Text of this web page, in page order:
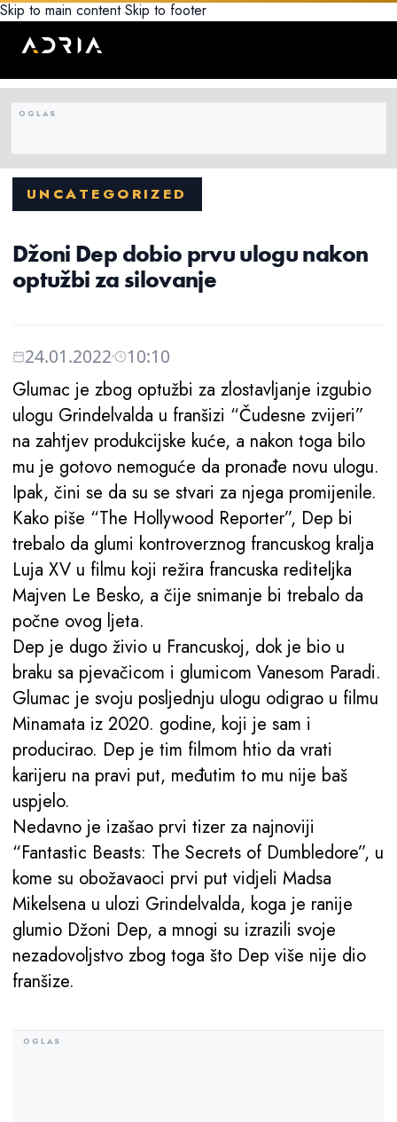
Skip to main content Skip to footer
UNCATEGORIZED
Džoni Dep dobio prvu ulogu nakon
optužbi za silovanje
24.01.2022 10:10
Glumac je zbog optužbi za zlostavljanje izgubio
ulogu Grindelvalda u franšizi “Čudesne zvijeri”
na zahtjev produkcijske kuće, a nakon toga bilo
mu je gotovo nemoguće da pronađe novu ulogu.
Ipak, čini se da su se stvari za njega promijenile.
Kako piše “The Hollywood Reporter”, Dep bi
trebalo da glumi kontroverznog francuskog kralja
Luja XV u filmu koji režira francuska rediteljka
Majven Le Besko, a čije snimanje bi trebalo da
počne ovog ljeta.
Dep je dugo živio u Francuskoj, dok je bio u
braku sa pjevačicom i glumicom Vanesom Paradi.
Glumac je svoju posljednju ulogu odigrao u filmu
Minamata iz 2020. godine, koji je sam i
producirao. Dep je tim filmom htio da vrati
karijeru na pravi put, međutim to mu nije baš
uspjelo.
Nedavno je izašao prvi tizer za najnoviji
“Fantastic Beasts: The Secrets of Dumbledore”, u
kome su obožavaoci prvi put vidjeli Madsa
Mikelsena u ulozi Grindelvalda, koga je ranije
glumio Džoni Dep, a mnogi su izrazili svoje
nezadovoljstvo zbog toga što Dep više nije dio
franšize.